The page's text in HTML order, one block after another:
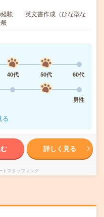
経験 英文書作成（ひな型な
40代 50代
60代
男性
る
詳しく見る
トスタッフィング